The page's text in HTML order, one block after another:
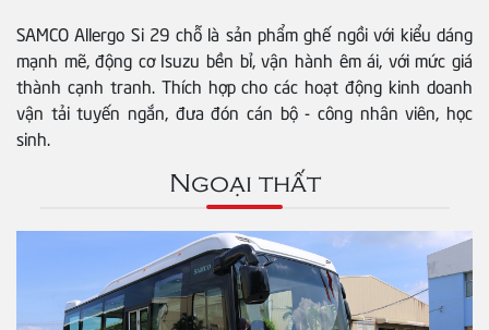
SAMCO Allergo Si 29 chỗ là sản phẩm ghế ngồi với kiểu dáng
mạnh mẽ, động cơ Isuzu bền bỉ, vận hành êm ái, với mức giá
thành cạnh tranh. Thích hợp cho các hoạt động kinh doanh
vận tải tuyến ngắn, đưa đón cán bộ - công nhân viên, học
sinh.
Ngoại thất